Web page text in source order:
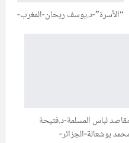
“الأسرة”-د.يوسف ريحان-المغرب-
لباس المسلمة-د.فتيحة
بوشعالة-الجزائر-